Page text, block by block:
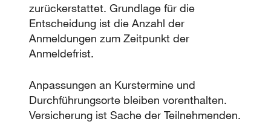
zurückerstattet. Grundlage für die
Entscheidung ist die Anzahl der
Anmeldungen zum Zeitpunkt der
Anmeldefrist.
Anpassungen an Kurstermine und
Durchführungsorte bleiben vorenthalten.
Versicherung ist Sache der Teilnehmenden.